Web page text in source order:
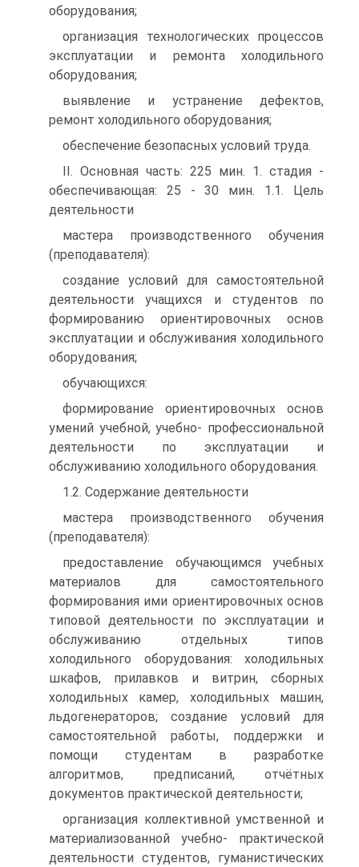
оборудования;
организация технологических процессов
эксплуатации и ремонта холодильного
оборудования;
выявление и устранение дефектов,
ремонт холодильного оборудования;
обеспечение безопасных условий труда.
II. Основная часть: 225 мин. 1. стадия -
обеспечивающая: 25 - 30 мин. 1.1. Цель
деятельности
мастера производственного обучения
(преподавателя):
создание условий для самостоятельной
деятельности учащихся и студентов по
формированию ориентировочных основ
эксплуатации и обслуживания холодильного
оборудования;
обучающихся:
формирование ориентировочных основ
умений учебной, учебно- профессиональной
деятельности по эксплуатации и
обслуживанию холодильного оборудования.
1.2. Содержание деятельности
мастера производственного обучения
(преподавателя):
предоставление обучающимся учебных
материалов для самостоятельного
формирования ими ориентировочных основ
типовой деятельности по эксплуатации и
обслуживанию отдельных типов
холодильного оборудования: холодильных
шкафов, прилавков и витрин, сборных
холодильных камер, холодильных машин,
льдогенераторов; создание условий для
самостоятельной работы, поддержки и
помощи студентам в разработке
алгоритмов, предписаний, отчётных
документов практической деятельности;
организация коллективной умственной и
материализованной учебно- практической
деятельности студентов, гуманистических